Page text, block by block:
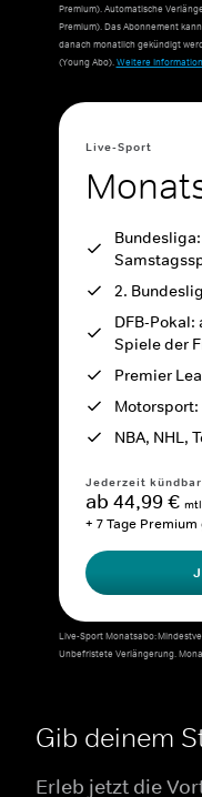
Premium). Automatische
Premium). Das Abonnement
danach monatlich gekündigt
(Young Abo).Weitere
Live-Sport
2.
DFB-Pokal:
Spiele der
Premier
Motorsport:
NBA, NHL,
Jederzeit
ab 44,99 €
+ 7 Tage
Live-Sport Monatsabo:
Unbefristete Verlängerung.
Gib deinem
Erleb jetzt die